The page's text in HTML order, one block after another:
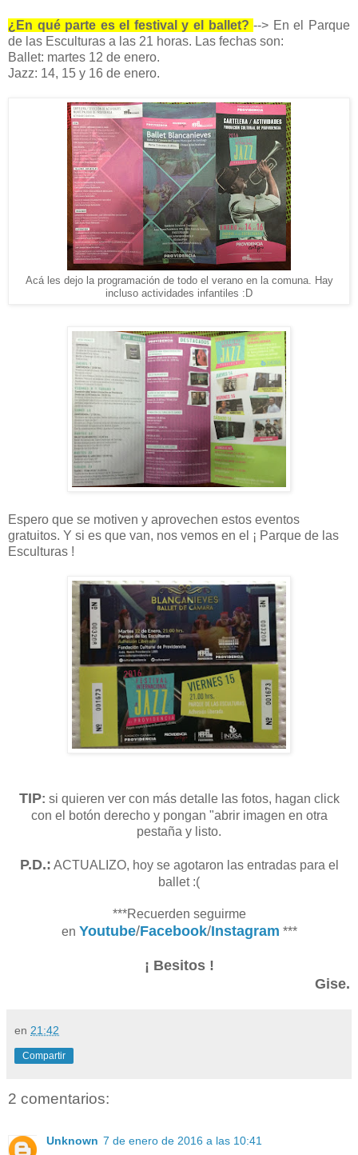
¿En qué parte es el festival y el ballet?--> En el Parque
de las Esculturas a las 21 horas. Las fechas son:
Ballet: martes 12 de enero.
Jazz: 14, 15 y 16 de enero.
Acá les dejo la programación de todo el verano en la comuna. Hay
incluso actividades infantiles :D
Espero que se motiven y aprovechen estos eventos
gratuitos. Y si es que van, nos vemos en el ¡ Parque de las
Esculturas !
TIP: si quieren ver con más detalle las fotos, hagan click
con el botón derecho y pongan "abrir imagen en otra
pestaña y listo.
P.D.: ACTUALIZO, hoy se agotaron las entradas para el
ballet :(
***Recuerden seguirme
en Youtube/Facebook/Instagram ***
¡ Besitos !
Gise.
en 21:42
Compartir
2 comentarios:
Unknown 7 de enero de 2016 a las 10:41